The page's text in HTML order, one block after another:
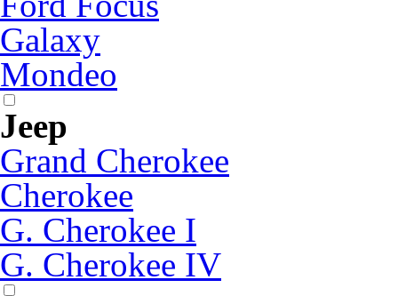
Galaxy
Mondeo
Jeep
Grand Cherokee
Cherokee
G. Cherokee I
G. Cherokee IV